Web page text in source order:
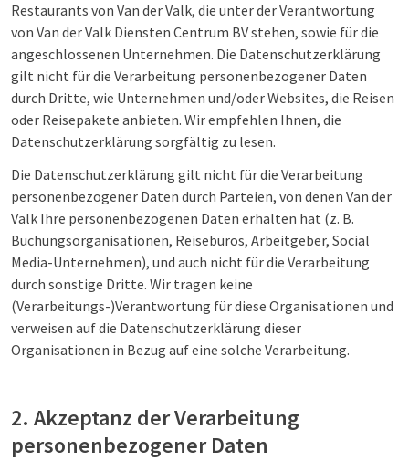
Restaurants von Van der Valk, die unter der Verantwortung
von Van der Valk Diensten Centrum BV stehen, sowie für die
angeschlossenen Unternehmen. Die Datenschutzerklärung
gilt nicht für die Verarbeitung personenbezogener Daten
durch Dritte, wie Unternehmen und/oder Websites, die Reisen
oder Reisepakete anbieten. Wir empfehlen Ihnen, die
Datenschutzerklärung sorgfältig zu lesen.
Die Datenschutzerklärung gilt nicht für die Verarbeitung
personenbezogener Daten durch Parteien, von denen Van der
Valk Ihre personenbezogenen Daten erhalten hat (z. B.
Buchungsorganisationen, Reisebüros, Arbeitgeber, Social
Media-Unternehmen), und auch nicht für die Verarbeitung
durch sonstige Dritte. Wir tragen keine
(Verarbeitungs-)Verantwortung für diese Organisationen und
verweisen auf die Datenschutzerklärung dieser
Organisationen in Bezug auf eine solche Verarbeitung.
2. Akzeptanz der Verarbeitung
personenbezogener Daten